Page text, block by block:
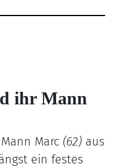
ihr Mann
Marc (62) aus
ein festes